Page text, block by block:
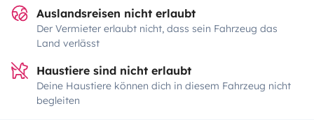
Auslandsreisen nicht erlaubt
Der Vermieter erlaubt nicht, dass sein Fahrzeug das
Land verlässt
Haustiere sind nicht erlaubt
Deine Haustiere können dich in diesem Fahrzeug nicht
begleiten